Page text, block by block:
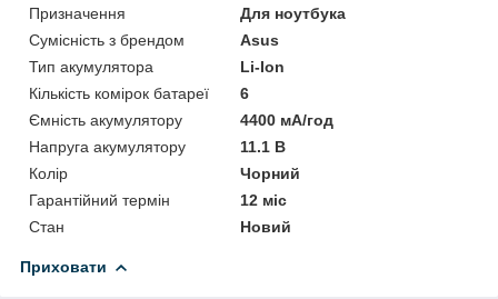
Призначення
Для ноутбука
Сумісність з брендом
Asus
Тип акумулятора
Li-Ion
Кількість комірок батареї
6
Ємність акумулятору
4400 мА/год
Напруга акумулятору
11.1 В
Колір
Чорний
Гарантійний термін
12 міс
Стан
Новий
Приховати